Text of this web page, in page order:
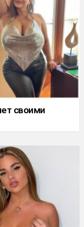
своими